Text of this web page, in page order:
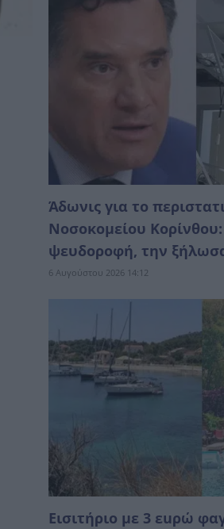
Άδωνις για το
Νοσοκομείου
ψευδοροφή, την
6 Αυγούστου 2026 14:12
Εισιτήριο με 3 εuρώ